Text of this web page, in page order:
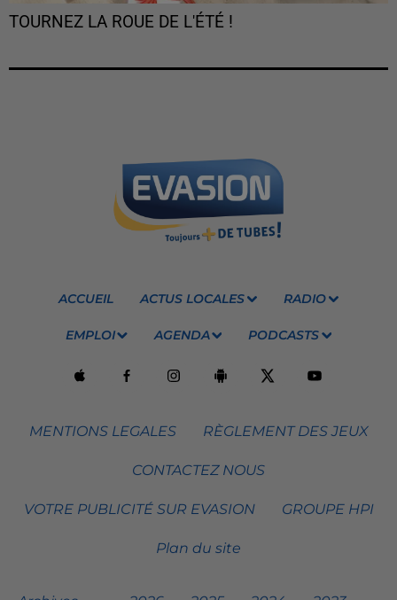
TOURNEZ LA ROUE DE L'ÉTÉ !
ACCUEIL ACTUS LOCALES RADIO
EMPLOI AGENDA PODCASTS
MENTIONS LEGALES RÈGLEMENT DES JEUX
CONTACTEZ NOUS
VOTRE PUBLICITÉ SUR EVASION GROUPE HPI
Plan du site